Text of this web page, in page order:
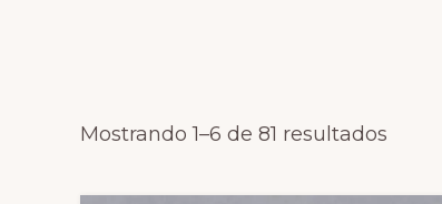
Mostrando 1–6 de 81 resultados